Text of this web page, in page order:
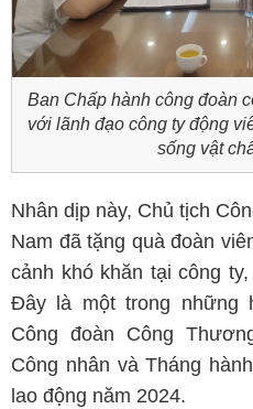
Ban Chấp hành công đoàn
với lãnh đạo công ty động
sống vật
Nhân dịp này, Chủ tịch
Nam đã tặng quà đoàn
cảnh khó khăn tại công
Đây là một trong những
Công đoàn Công
Công nhân và Tháng
lao động năm 2024.